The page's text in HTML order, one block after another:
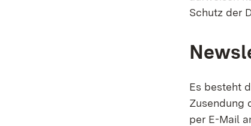
Schutz der
Es besteht
Zusendung
per E-Mail